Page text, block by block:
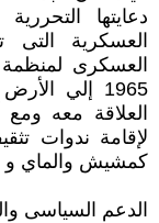
دعايتها
العسكرية
العسكرى
1965 إلي
العلاقة معه
لإقامة ندوات
كمشيش والماي و
الدعم السياسى